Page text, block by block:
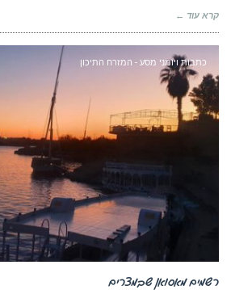
קרא עוד ←
כתבות ויומני מסע - המזרח התיכון
רשמים מאסואן שבמצרים